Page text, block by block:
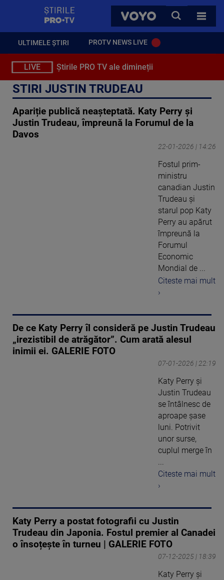
VOYO
CAUTA
TOATE
ULTIMELE ȘTIRI PROTV NEWS LIVE
LIVE Știrile PRO TV ale dimineții
STIRI JUSTIN TRUDEAU
Apariție publică neașteptată. Katy Perry și
Justin Trudeau, împreună la Forumul de la
Davos
22-01-2026 | 14:26
Fostul prim-
ministru
canadian Justin
Trudeau și
starul pop Katy
Perry au apărut
împreună la
Forumul
Economic
Mondial de ...
Citeste mai mult
›
De ce Katy Perry îl consideră pe Justin Trudeau
„irezistibil de atrăgător”. Cum arată alesul
inimii ei. GALERIE FOTO
07-01-2026 | 22:19
Katy Perry și
Justin Trudeau
se întâlnesc de
aproape șase
luni. Potrivit
unor surse,
cuplul merge în
Citeste mai mult
›
Katy Perry a postat fotografii cu Justin
Trudeau din Japonia. Fostul premier al Canadei
o însoțește în turneu | GALERIE FOTO
07-12-2025 | 18:39
Katy Perry și